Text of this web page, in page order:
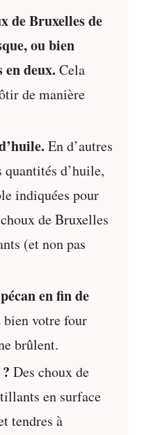
de Bruxelles de
ou bien
en deux. Cela
de manière
En d’autres
quantités d’huile,
indiquées pour
de Bruxelles
(et non pas
en fin de
votre four
brûlent.
Des choux de
en surface
tendres à